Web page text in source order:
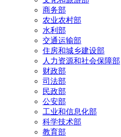
商务部
农业农村部
水利部
交通运输部
住房和城乡建设部
人力资源和社会保障部
财政部
司法部
民政部
公安部
工业和信息化部
科学技术部
教育部